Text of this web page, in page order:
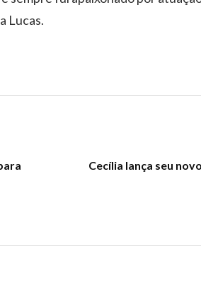
Lucas.
Cecília lança seu